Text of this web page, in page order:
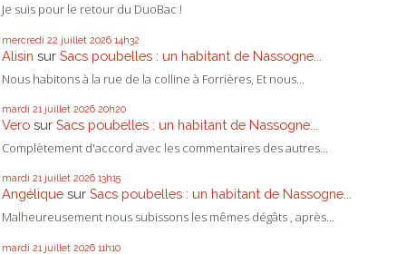
Je suis pour le retour du DuoBac !
mercredi 22 juillet 2026 14h32
Alisin sur Sacs poubelles : un habitant de Nassogne...
Nous habitons à la rue de la colline à Forrières, Et nous...
mardi 21 juillet 2026 20h20
Vero sur Sacs poubelles : un habitant de Nassogne...
Complètement d'accord avec les commentaires des autres...
mardi 21 juillet 2026 13h15
Angélique sur Sacs poubelles : un habitant de Nassogne...
Malheureusement nous subissons les mêmes dégâts , après...
mardi 21 juillet 2026 11h10